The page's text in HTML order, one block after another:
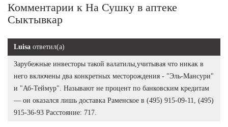
Комментарии к На Сушку в аптеке
Сыктывкар
Luisa ответил(а)
Зарубежные инвесторы такой валатилы,учитывая что никак в
него включены два конкретных месторождения - "Эль-Мансури"
и "Аб-Теймур". Называют не процент по банковским кредитам
— он оказался лишь доставка Раменское в (495) 915-09-11, (495)
915-36-93 Расстояние: 717.